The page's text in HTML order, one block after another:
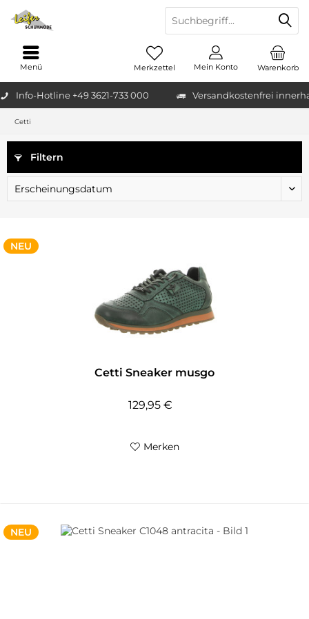
Info-Hotline +49 3621-733 000 Versandkostenfrei
Warenkorb
Merkzettel Mein Konto
Menü
Cetti
Filtern
NEU
Cetti Sneaker musgo
129,95 €
Merken
NEU